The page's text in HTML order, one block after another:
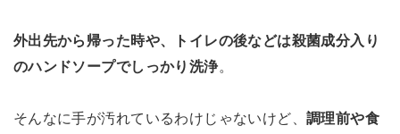
外出先から帰った時や、トイレの後などは殺菌成分入り
のハンドソープでしっかり洗浄。
そんなに手が汚れているわけじゃないけど、調理前や食